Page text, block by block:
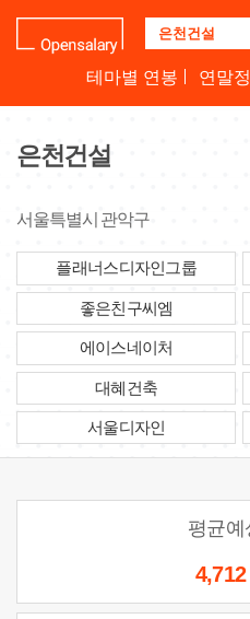
업
명
테마별 연봉 연말
은천건설
서울특별시 관악구
플래너스디자인그룹
좋은친구씨엠
에이스네이처
대혜건축
서울디자인
평균예
4,712